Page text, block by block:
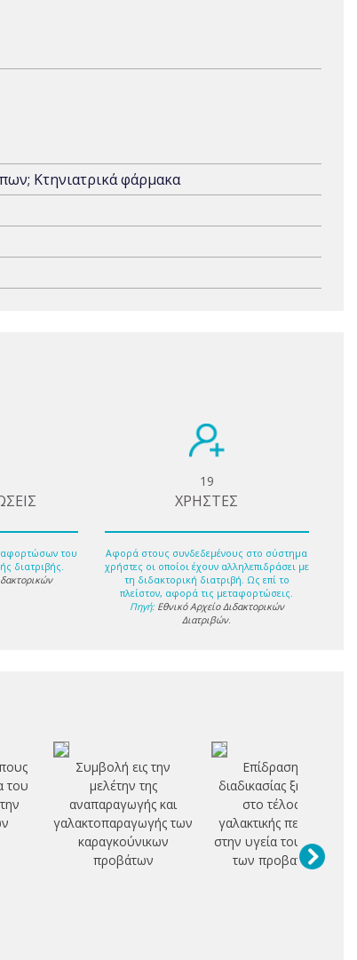
Κτηνιατρικά φάρμακα
του
διατριβής.
19
ΧΡΗΣΤΕΣ
Αφορά στους συνδεδεμένους στο σύστημα
χρήστες οι οποίοι έχουν αλληλεπιδράσει με
τη διδακτορική διατριβή. Ως επί το
πλείστον, αφορά τις μεταφορτώσεις.
Πηγή: Εθνικό Αρχείο Διδακτορικών
Διατριβών.
του
Συμβολή εις την
μελέτην της
αναπαραγωγής και
γαλακτοπαραγωγής των
καραγκούνικων
προβάτων
Επίδραση της
διαδικασίας ξήρανσης
στο τέλος της
γαλακτικής περιόδου,
στην υγεία του μαστού
των προβατίνων